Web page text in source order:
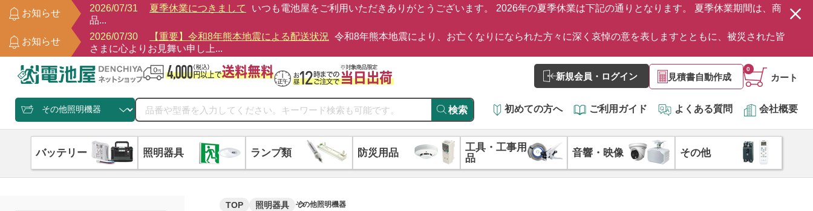
お知らせ
2026/07/31 夏季休業につきまして
いつも電池屋をご利用いただきありがとうございます。 2026年の夏季休業は下記の通りとなります。 夏季休業期間は、商
品...
お知らせ
2026/07/30 【重要】令和8年熊本地震による配送状況 令和8年熊本地震により、お亡くなりになられた方々に深く哀悼の意を表しますとともに、被災された皆
さまに心よりお見舞い申し上...
新規会員・ログイン 見積書自動作成 カート
0
検索 初めての方へ ご利用ガイド よくある質問 会社概要
バッテリー 照明器具 ランプ類 防災用品
工具・工事用
品
音響・映像 その他
TOP 照明器具 その他照明機器